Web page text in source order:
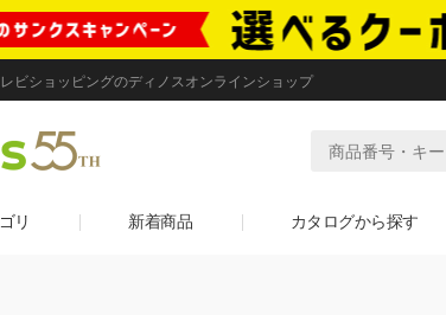
ビショッピングのディノスオンラインショップ
リ 新着商品 カタログから探す